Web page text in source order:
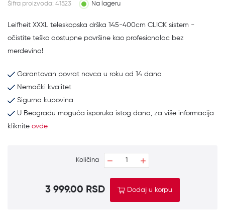
Šifra proizvoda: 41523 Na lageru
Leifheit XXXL teleskopska drška 145-400cm CLICK sistem -
očistite teško dostupne površine kao profesionalac bez
merdevina!
Garantovan povrat novca u roku od 14 dana
Nemački kvalitet
Sigurna kupovina
U Beogradu moguća isporuka istog dana, za više informacija
kliknite ovde
Količina
3 999.00 RSD Dodaj u korpu